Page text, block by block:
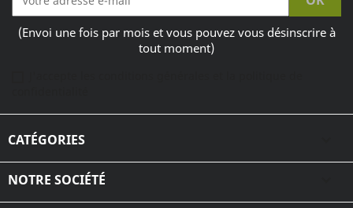
(Envoi une fois par mois et vous pouvez vous désinscrire à
tout moment)
CATÉGORIES
NOTRE SOCIÉTÉ